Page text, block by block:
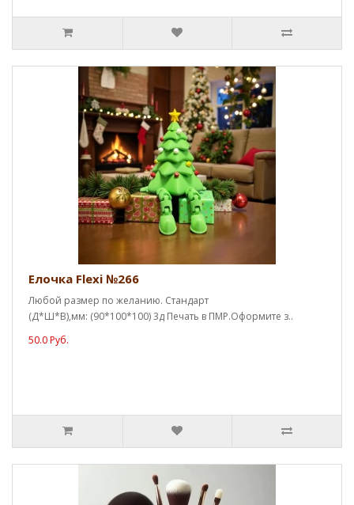
Елочка Flexi №266
Любой размер по желанию. Стандарт
(Д*Ш*В),мм: (90*100*100) 3д Печать в ПМР.Оформите з..
50.0 Руб.